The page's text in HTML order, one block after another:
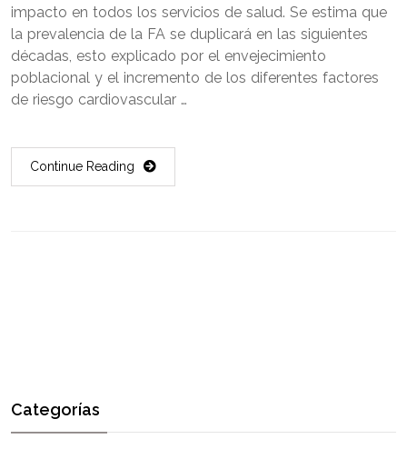
impacto en todos los servicios de salud. Se estima que
la prevalencia de la FA se duplicará en las siguientes
décadas, esto explicado por el envejecimiento
poblacional y el incremento de los diferentes factores
de riesgo cardiovascular …
Continue Reading
Categorías